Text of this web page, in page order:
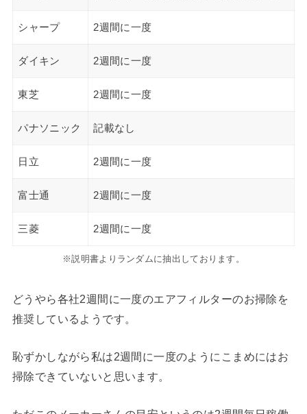
シャープ 2週間に一度
ダイキン 2週間に一度
東芝 2週間に一度
パナソニック 記載なし
日立 2週間に一度
富士通 2週間に一度
三菱 2週間に一度
※説明書よりランダムに抽出しております。
どうやら各社2週間に一度のエアフィルターのお掃除を
推奨しているようです。
恥ずかしながら私は2週間に一度のようにこまめにはお
掃除できていないと思います。